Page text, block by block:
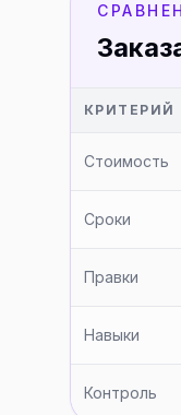
КРИТЕРИЙ
Стоимость
Сроки
Правки
Навыки
Контроль